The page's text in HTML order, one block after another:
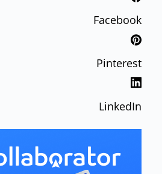
Facebook
Pinterest
LinkedIn